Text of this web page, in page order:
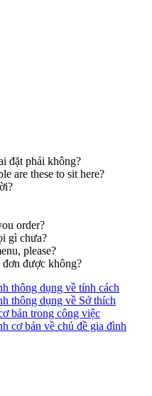
đặt phải không?
are these to sit here?
order?
gì chưa?
please?
được không?
thông dụng về tính cách
thông dụng về Sở thích
bản trong công việc
cơ bản về chủ đề gia đình